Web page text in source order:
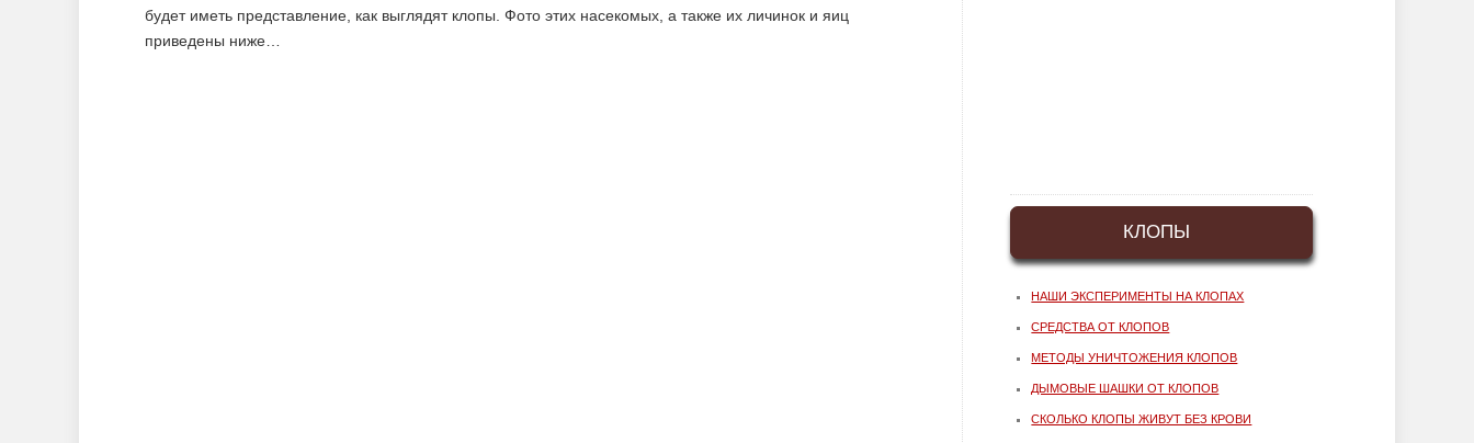
будет иметь представление, как выглядят клопы. Фото этих насекомых, а также их личинок и яиц
приведены ниже…
КЛОПЫ
НАШИ ЭКСПЕРИМЕНТЫ НА КЛОПАХ
СРЕДСТВА ОТ КЛОПОВ
МЕТОДЫ УНИЧТОЖЕНИЯ КЛОПОВ
ДЫМОВЫЕ ШАШКИ ОТ КЛОПОВ
СКОЛЬКО КЛОПЫ ЖИВУТ БЕЗ КРОВИ